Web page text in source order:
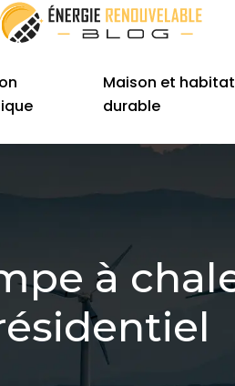
Maison et habitat
durable
à